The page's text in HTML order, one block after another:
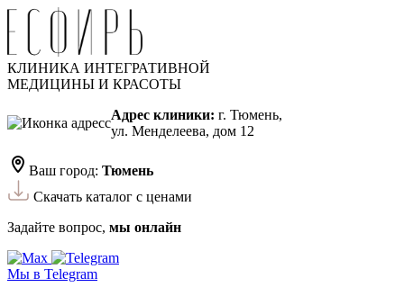
КЛИНИКА ИНТЕГРАТИВНОЙ
МЕДИЦИНЫ И КРАСОТЫ
Адрес клиники: г. Тюмень,
ул. Менделеева, дом 12
Ваш город: Тюмень
Скачать каталог с ценами
Задайте вопрос, мы онлайн
Мы в Telegram